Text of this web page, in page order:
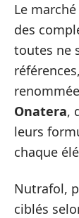
Le
des
toutes ne
Onatera,
leurs
chaque
Nutrafol,
ciblés